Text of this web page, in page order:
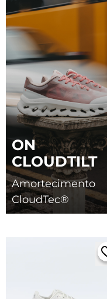
ON
CLOUDTILT
Amortecimento
CloudTec®